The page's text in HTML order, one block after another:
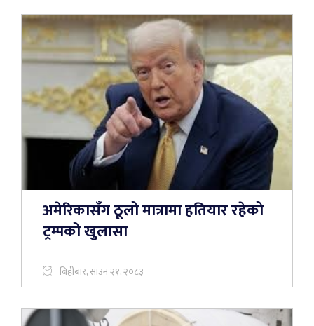
अमेरिकासँग ठूलो मात्रामा हतियार रहेको
ट्रम्पको खुलासा
बिहीबार, साउन २१, २०८३